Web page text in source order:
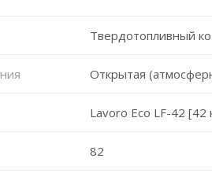
Твердотопливный
Открытая
Lavoro Eco LF-42 [42
82